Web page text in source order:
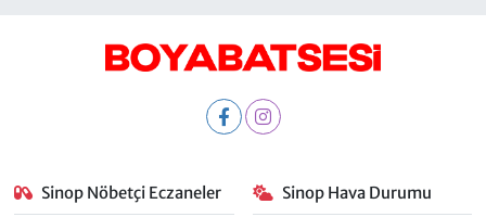
Sinop Nöbetçi Eczaneler Sinop Hava Durumu